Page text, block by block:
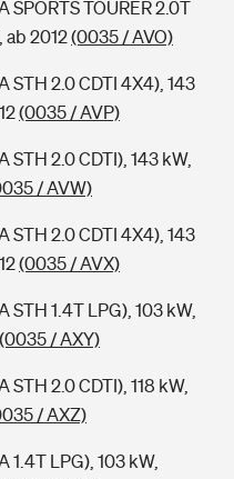
SPORTS TOURER 2.0T
ab 2012(0035 / AVO)
STH 2.0 CDTI 4X4), 143
(0035 / AVP)
2.0 CDTI), 143 kW,
/ AVW)
STH 2.0 CDTI 4X4), 143
(0035 / AVX)
1.4T LPG), 103 kW,
(0035 / AXY)
2.0 CDTI), 118 kW,
/ AXZ)
1.4T LPG), 103 kW,